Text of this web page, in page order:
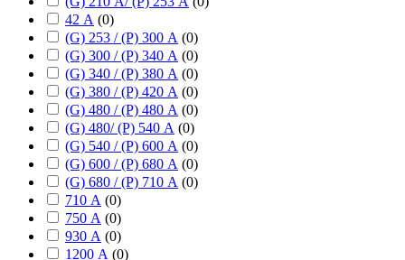
42 А (0)
(G) 253 / (P) 300 А (0)
(G) 300 / (P) 340 А (0)
(G) 340 / (P) 380 А (0)
(G) 380 / (P) 420 А (0)
(G) 480 / (P) 480 А (0)
(G) 480/ (P) 540 А (0)
(G) 540 / (P) 600 А (0)
(G) 600 / (P) 680 А (0)
(G) 680 / (P) 710 А (0)
710 А (0)
750 А (0)
930 А (0)
1200 А (0)